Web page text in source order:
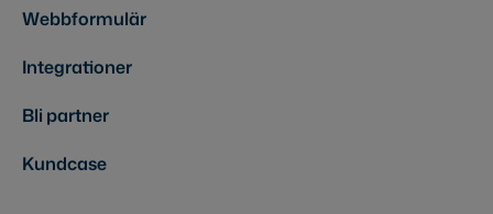
Webbformulär
Integrationer
Bli partner
Kundcase